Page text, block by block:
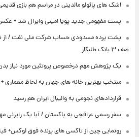
اشک های پائولو مالدینی در مراسم هم بازی
پست مفهومی جدید پویا امینی وایرال شد +
پشت پرده‌ مسدودی حساب شرکت ملی نفت / از
صف ۳ بانک طلبکار
یک پژوهش مهم درخصوص پروتئین مورد نیاز
منتخب بهترین خانه های جهان به لحاظ معماری +
قراردادهای نجومی به والیبال ایران هم رسید
سفر رسمی عراقچی به پاکستان / آیا یک رایزنی
رونمایی چین از تاکسی های پرنده فوق لوکس+